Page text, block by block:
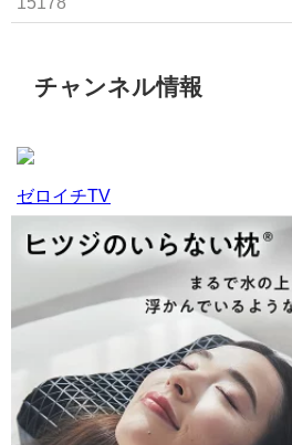
チャンネル情報
ゼロイチTV